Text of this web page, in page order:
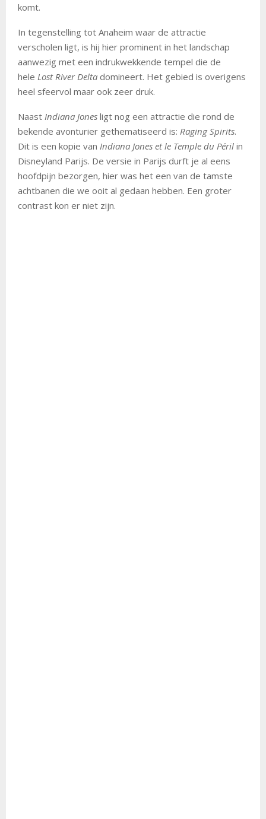
komt.
In tegenstelling tot Anaheim waar de attractie
verscholen ligt, is hij hier prominent in het landschap
aanwezig met een indrukwekkende tempel die de
hele Lost River Delta domineert. Het gebied is overigens
heel sfeervol maar ook zeer druk.
Naast Indiana Jones ligt nog een attractie die rond de
bekende avonturier gethematiseerd is: Raging Spirits.
Dit is een kopie van Indiana Jones et le Temple du Péril in
Disneyland Parijs. De versie in Parijs durft je al eens
hoofdpijn bezorgen, hier was het een van de tamste
achtbanen die we ooit al gedaan hebben. Een groter
contrast kon er niet zijn.